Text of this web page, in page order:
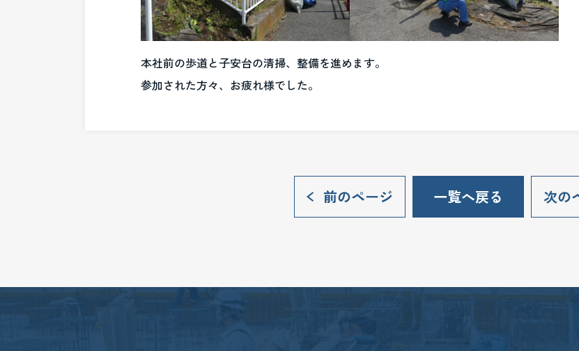
本社前の歩道と子安台の清掃、整備を進めます。
参加された方々、お疲れ様でした。
前のページ 一覧へ戻る 次の